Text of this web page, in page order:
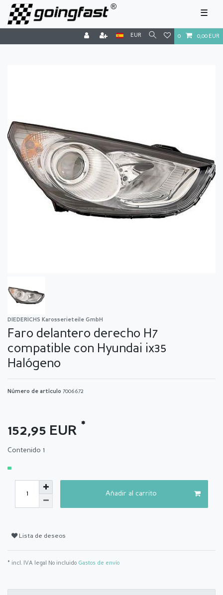
☰
EUR 0 0,00 EUR
DIEDERICHS Karosserieteile GmbH
Faro delantero derecho H7
compatible con Hyundai ix35
Halógeno
Número de artículo 7006672
152,95 EUR *
Contenido 1
Añadir al carrito
Lista de deseos
* incl. IVA legal No incluido Gastos de envío